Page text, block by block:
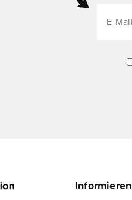
Informieren